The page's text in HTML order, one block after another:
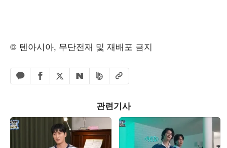
© 텐아시아, 무단전재 및 재배포 금지
카카오톡 공유하기
페이스북 공유하기
엑스 공유하기
네이버 공유하기
밴드 공유하기
URL복사
관련기사